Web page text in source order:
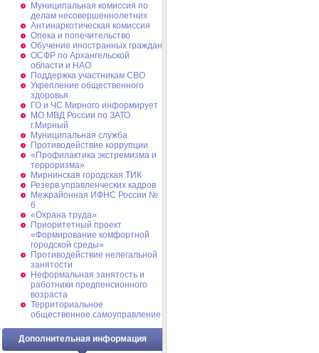
Муниципальная комиссия по
делам несовершеннолетних
Антинаркотическая комиссия
Опека и попечительство
Обучение иностранных граждан
ОСФР по Архангельской
области и НАО
Поддержка участникам СВО
Укрепление общественного
здоровья
ГО и ЧС Мирного информирует
МО МВД России по ЗАТО
г.Мирный
Муниципальная cлужба
Противодействие коррупции
«Профилактика экстремизма и
терроризма»
Мирнинская городская ТИК
Резерв управленческих кадров
Межрайонная ИФНС России №
6
«Охрана труда»
Приоритетный проект
«Формирование комфортной
городской среды»
Противодействие нелегальной
занятости
Неформальная занятость и
работники предпенсионного
возраста
Территориальное
общественное самоуправление
Дополнительная информация